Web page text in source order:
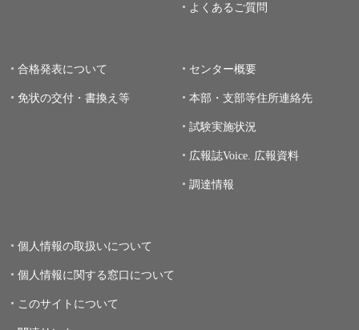
よくあるご質問
合格発表について
免状の交付・書換え等
センター概要
本部・支部等住所連絡先
試験実施状況
広報誌Voice. 広報資料
調達情報
個人情報の取扱いについて
個人情報に関する窓口について
このサイトについて